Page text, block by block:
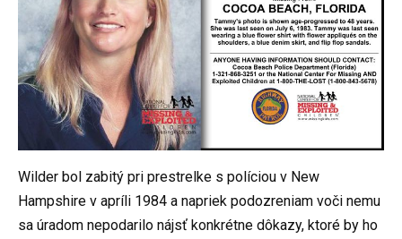
Wilder bol zabitý pri prestrelke s políciou v New
Hampshire v apríli 1984 a napriek podozreniam voči nemu
sa úradom nepodarilo nájsť konkrétne dôkazy, ktoré by ho